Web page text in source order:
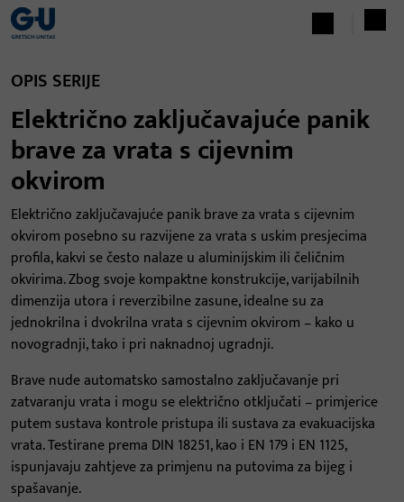
OPIS SERIJE
Električno zaključavajuće panik
brave za vrata s cijevnim
okvirom
Električno zaključavajuće panik brave za vrata s cijevnim
okvirom posebno su razvijene za vrata s uskim presjecima
profila, kakvi se često nalaze u aluminijskim ili čeličnim
okvirima. Zbog svoje kompaktne konstrukcije, varijabilnih
dimenzija utora i reverzibilne zasune, idealne su za
jednokrilna i dvokrilna vrata s cijevnim okvirom – kako u
novogradnji, tako i pri naknadnoj ugradnji.
Brave nude automatsko samostalno zaključavanje pri
zatvaranju vrata i mogu se električno otključati – primjerice
putem sustava kontrole pristupa ili sustava za evakuacijska
vrata. Testirane prema DIN 18251, kao i EN 179 i EN 1125,
ispunjavaju zahtjeve za primjenu na putovima za bijeg i
spašavanje.